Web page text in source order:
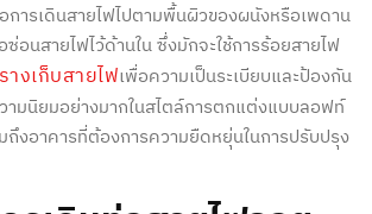
การเดินสายไฟไปตามพื้นผิวของผนังหรือเพดาน
อนสายไฟไว้ด้านใน ซึ่งมักจะใช้การร้อยสายไฟ
รางเก็บสายไฟเพื่อความเป็นระเบียบและป้องกัน
ามนิยมอย่างมากในสไตล์การตกแต่งแบบลอฟท์
งอาคารที่ต้องการความยืดหยุ่นในการปรับปรุง